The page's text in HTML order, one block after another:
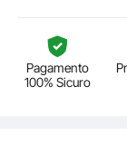
Pagamento
100% Sicuro